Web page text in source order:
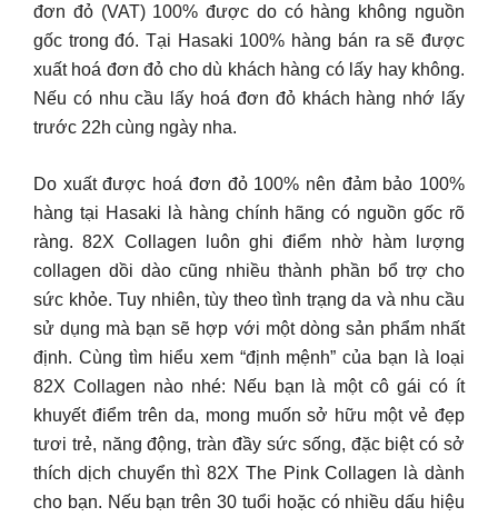
đơn đỏ (VAT) 100% được do có hàng không nguồn
gốc trong đó. Tại Hasaki 100% hàng bán ra sẽ được
xuất hoá đơn đỏ cho dù khách hàng có lấy hay không.
Nếu có nhu cầu lấy hoá đơn đỏ khách hàng nhớ lấy
trước 22h cùng ngày nha.
Do xuất được hoá đơn đỏ 100% nên đảm bảo 100%
hàng tại Hasaki là hàng chính hãng có nguồn gốc rõ
ràng. 82X Collagen luôn ghi điểm nhờ hàm lượng
collagen dồi dào cũng nhiều thành phần bổ trợ cho
sức khỏe. Tuy nhiên, tùy theo tình trạng da và nhu cầu
sử dụng mà bạn sẽ hợp với một dòng sản phẩm nhất
định. Cùng tìm hiểu xem “định mệnh” của bạn là loại
82X Collagen nào nhé: Nếu bạn là một cô gái có ít
khuyết điểm trên da, mong muốn sở hữu một vẻ đẹp
tươi trẻ, năng động, tràn đầy sức sống, đặc biệt có sở
thích dịch chuyển thì 82X The Pink Collagen là dành
cho bạn. Nếu bạn trên 30 tuổi hoặc có nhiều dấu hiệu